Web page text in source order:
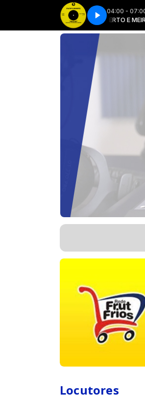
04:00 -
E MEIRINHO com ROBERTO E MEIRINHO
MAIQVOX - JUNHO 23 MAIQVOX
Locutores